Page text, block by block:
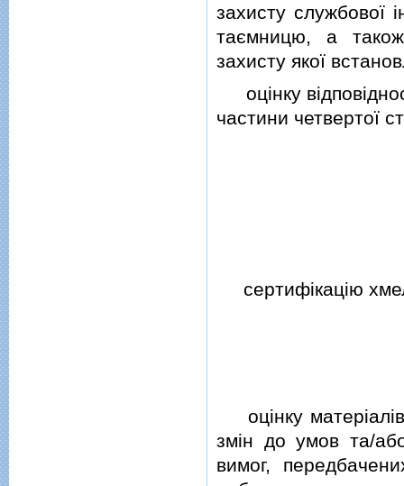
захисту
таємницю, а
захисту якої
оцiнку
частини четвертої
сертифiкацiю
оцiнку матерiалiв
змiн до умов та/
вимог,